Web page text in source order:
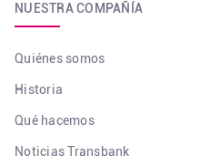
NUESTRA COMPAÑÍA
Quiénes somos
Historia
Qué hacemos
Noticias Transbank